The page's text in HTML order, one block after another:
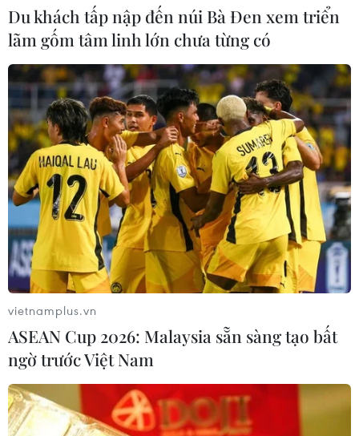
Du khách tấp nập đến núi Bà Đen xem triển
lãm gốm tâm linh lớn chưa từng có
vietnamplus.vn
ASEAN Cup 2026: Malaysia sẵn sàng tạo bất
ngờ trước Việt Nam